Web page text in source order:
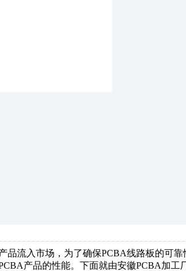
品流入市场，为了确保PCBA线路板的可
产品的性能。下面就由安徽PCBA加工